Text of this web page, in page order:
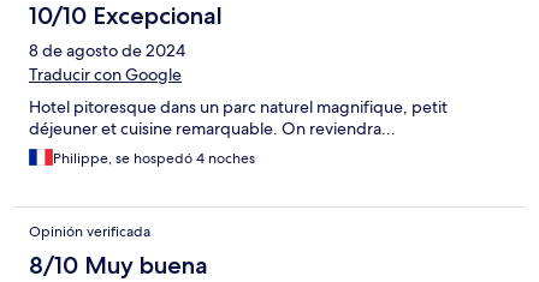
10/10 Excepcional
8 de agosto de 2024
Traducir con Google
Hotel pitoresque dans un parc naturel magnifique, petit
déjeuner et cuisine remarquable. On reviendra...
Philippe, se hospedó 4 noches
Opinión verificada
8/10 Muy buena